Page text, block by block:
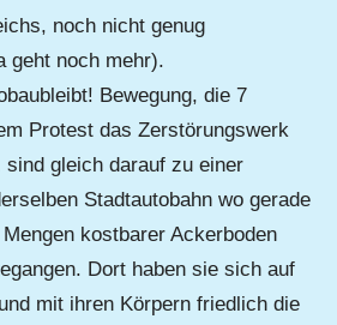
noch nicht genug
geht noch mehr).
Bewegung, die 7
Protest das Zerstörungswerk
gleich darauf zu einer
Stadtautobahn wo gerade
kostbarer Ackerboden
Dort haben sie sich auf
mit ihren Körpern friedlich die